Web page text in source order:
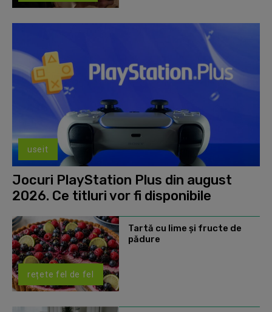
useit
Jocuri PlayStation Plus din august
2026. Ce titluri vor fi disponibile
rețete fel de fel
Tartă cu lime și fructe de
pădure